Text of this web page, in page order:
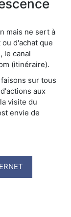
mais ne sert à
d'achat que
le canal
(itinéraire).
sur tous
aux
visite du
envie de